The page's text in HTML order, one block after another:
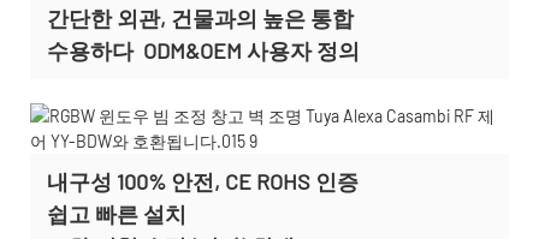
간단한 외관, 건물과의 높은 통합
수용하다 ODM&OEM 사용자 정의
내구성 100% 안전, CE ROHS 인증
쉽고 빠른 설치